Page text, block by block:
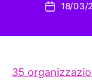
Data18/03/
35